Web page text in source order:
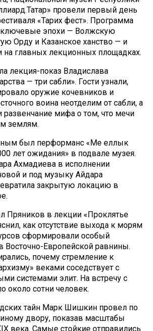
провели первый день
«Тарих фест». Программа
ключевые эпохи — Волжскую
Орду и Казанское ханство — и
на главных лекционных площадках.
лекция-показ Владислава
— три сабли». Гости узнали,
оружие кочевников и
воина неотделим от сабли, а
мифа о том, что мечи
землям.
был перформанс «Мең еллык
лет ожидания» в подвале музея.
Ахмадиева в исполнении
и под музыку Айдара
закрытую локацию в
Пряников в лекции «Проклятье
как отсутствие выхода к морям
сформировали особый
Восточно-Европейской равнины.
почему стремление к
веками соседствует с
системами элит. На встречу с
около сотни человек.
тайн Марк Шишкин провел по
двору, показав масштабы
века. Самые стойкие отправились